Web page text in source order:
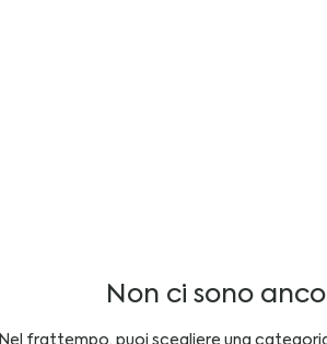
Non ci sono
Nel frattempo, puoi scegliere una